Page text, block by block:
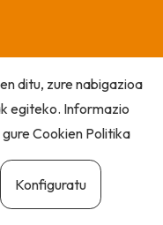
ditu, zure nabigazioa
egiteko. Informazio
Cookien Politika
Konfiguratu